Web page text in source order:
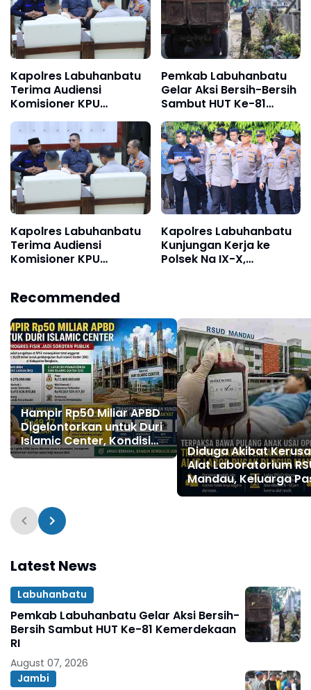
Kapolres Labuhanbatu
Terima Audiensi
Komisioner KPU
Labuhanbatu dan
Labura
Pemkab Labuhanbatu
Gelar Aksi Bersih-Bersih
Sambut HUT Ke-81
Kemerdekaan RI
Kapolres Labuhanbatu
Terima Audiensi
Komisioner KPU
Kapolres Labuhanbatu
Kunjungan Kerja ke
Polsek Na IX-X,
Recommended
Hampir Rp50 Miliar APBD
Digelontorkan untuk Duri
Islamic Center, Kondisi
Lapangan Jadi Sorotan
Diduga Akibat
Alat Laboratorium
Mandau, Keluarga
Terpaksa Bawa
Latest News
Labuhanbatu
Pemkab Labuhanbatu Gelar Aksi Bersih-
Bersih Sambut HUT Ke-81 Kemerdekaan
RI
August 07, 2026
Jambi